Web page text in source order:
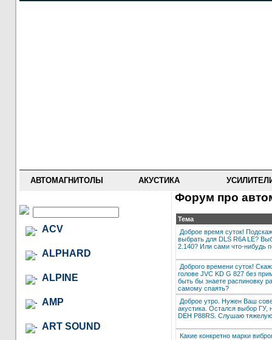
АВТОМАГНИТОЛЫ АКУСТИКА
ACV
ALPHARD
ALPINE
AMP
ART SOUND
Форум про
Тема
Доброе время суток!
выбрать для DLS R6A LE?
2.140? Или сами что-нибудь
Доброго времени суток!
голове JVC KD G 827 без
быть бы знаете распиновку
самому спаять?
Доброе утро. Нужен Ваш
акустика. Остался выбор ГУ,
DEH P88RS. Слушаю
Какие конкретно марки